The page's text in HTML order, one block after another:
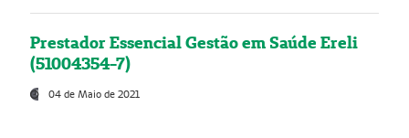
Prestador Essencial Gestão em Saúde Ereli
(51004354-7)
04 de Maio de 2021